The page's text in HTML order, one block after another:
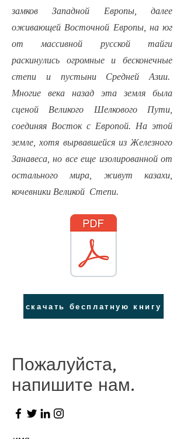
замков Западной Европы, далее
оживающей Восточной Европы, на юг
от массивной русской тайги
раскинулись огромные и бесконечные
степи и пустыни Средней Азии.
Многие века назад эта земля была
сценой Великого Шелкового Пути,
соединяя Восток с Европой. На этой
земле, хотя вырвавшейся из Железного
Занавеса, но все еще изолированной от
остального мира, живут казахи,
кочевники Великой Степи.
скачать бесплатную книгу
Пожалуйста,
напишите нам.